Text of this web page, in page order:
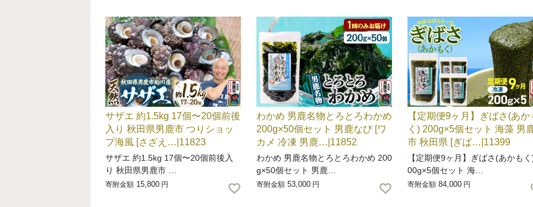
サザエ 約1.5kg 17個〜20個前後
入り 秋田県男鹿市 つりショッ
プ海風 [さざえ…|11823
サザエ 約1.5kg 17個〜20個前後入
り 秋田県男鹿市 …
寄附金額 15,800 円
わかめ 男鹿名物とろとろわかめ
200g×50個セット 男鹿なび [ワ
カメ 冷凍 男鹿…|11852
わかめ 男鹿名物とろとろわかめ 200
g×50個セット 男鹿…
寄附金額 53,000 円
【定期便9ヶ月】ぎばさ(あか
く) 200g×5個セット 海藻 男
市 秋田県 [ぎば…|11399
【定期便9ヶ月】ぎばさ(あかも
00g×5個セット 海…
寄附金額 84,000 円